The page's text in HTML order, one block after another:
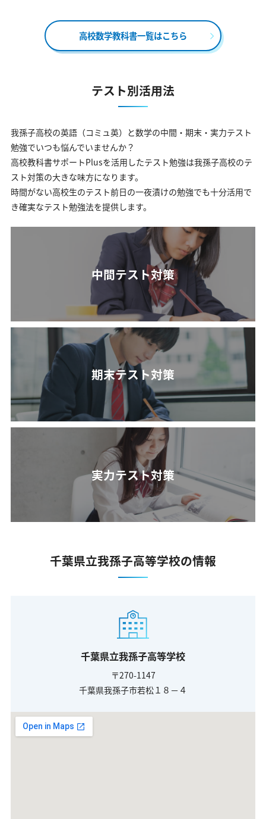
高校数学教科書一覧はこちら
テスト別活用法
我孫子高校の英語（コミュ英）と数学の中間・期末・実力テスト
勉強でいつも悩んでいませんか？
高校教科書サポートPlusを活用したテスト勉強は我孫子高校のテ
スト対策の大きな味方になります。
時間がない高校生のテスト前日の一夜漬けの勉強でも十分活用で
き確実なテスト勉強法を提供します。
中間テスト対策
期末テスト対策
実力テスト対策
千葉県立我孫子高等学校の情報
千葉県立我孫子高等学校
〒270-1147
千葉県我孫子市若松１８－４